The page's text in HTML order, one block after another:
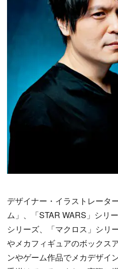
デザイナー・イラストレータ
ム」、「STAR WARS」シリ
シリーズ、「マクロス」シリ
やメカフィギュアのボックス
ンやゲーム作品でメカデザイ